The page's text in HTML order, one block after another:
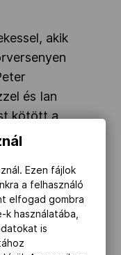
akik
és Ian
kötött a
a Sky
éves
s
Ezen fájlok
a felhasználó
elfogad gombra
használatába,
is